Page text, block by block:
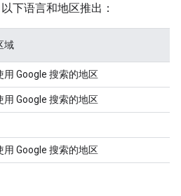
下语言和地区推出：
域
用 Google 搜索的地区
用 Google 搜索的地区
用 Google 搜索的地区